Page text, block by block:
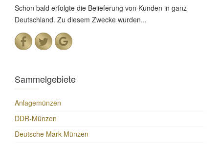
Schon bald erfolgte die Belieferung von Kunden in ganz
Deutschland. Zu diesem Zwecke wurden...
Sammelgebiete
Anlagemünzen
DDR-Münzen
Deutsche Mark Münzen